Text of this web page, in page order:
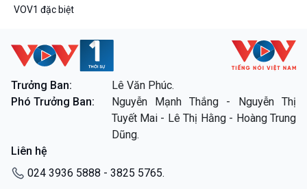
Văn hoá & Du lịch
Chát với người nổi tiếng
Câu chuyện Thể thao
Podcast
Góc nhìn VOV1
Bình luận
VOV1 đặc biệt
Trưởng Ban:
Lê Văn Phúc.
Phó Trưởng Ban:
Nguyễn Mạnh Thắng - Nguyễn Thị
Tuyết Mai - Lê Thị Hằng - Hoàng Trung
Dũng.
Liên hệ
024 3936 5888 - 3825 5765.